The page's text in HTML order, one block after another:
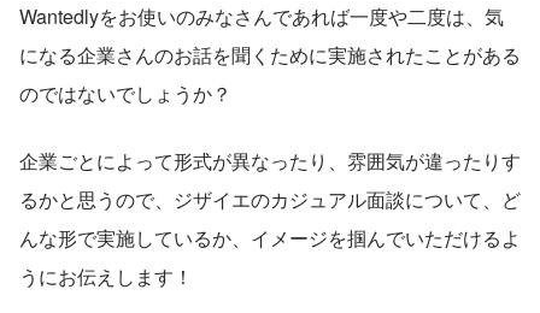
Wantedlyをお使いのみなさんであれば一度や二度は、気
になる企業さんのお話を聞くために実施されたことがある
のではないでしょうか？
企業ごとによって形式が異なったり、雰囲気が違ったりす
るかと思うので、ジザイエのカジュアル面談について、ど
んな形で実施しているか、イメージを掴んでいただけるよ
うにお伝えします！